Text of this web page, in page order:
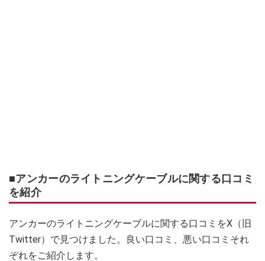
■アンカーのライトニングケーブルに関する口コミ
を紹介
アンカーのライトニングケーブルに関する口コミをX（旧
Twitter）で見つけました。良い口コミ、悪い口コミそれ
ぞれをご紹介します。